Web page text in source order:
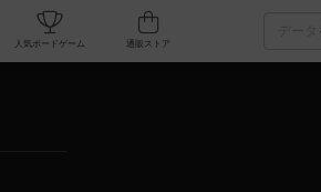
カフェ/店舗 人気ボードゲーム